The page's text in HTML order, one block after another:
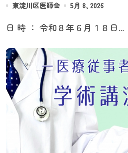
東淀川区医師会 5月 8, 2026
日 時 ： 令和８年６月１８日...